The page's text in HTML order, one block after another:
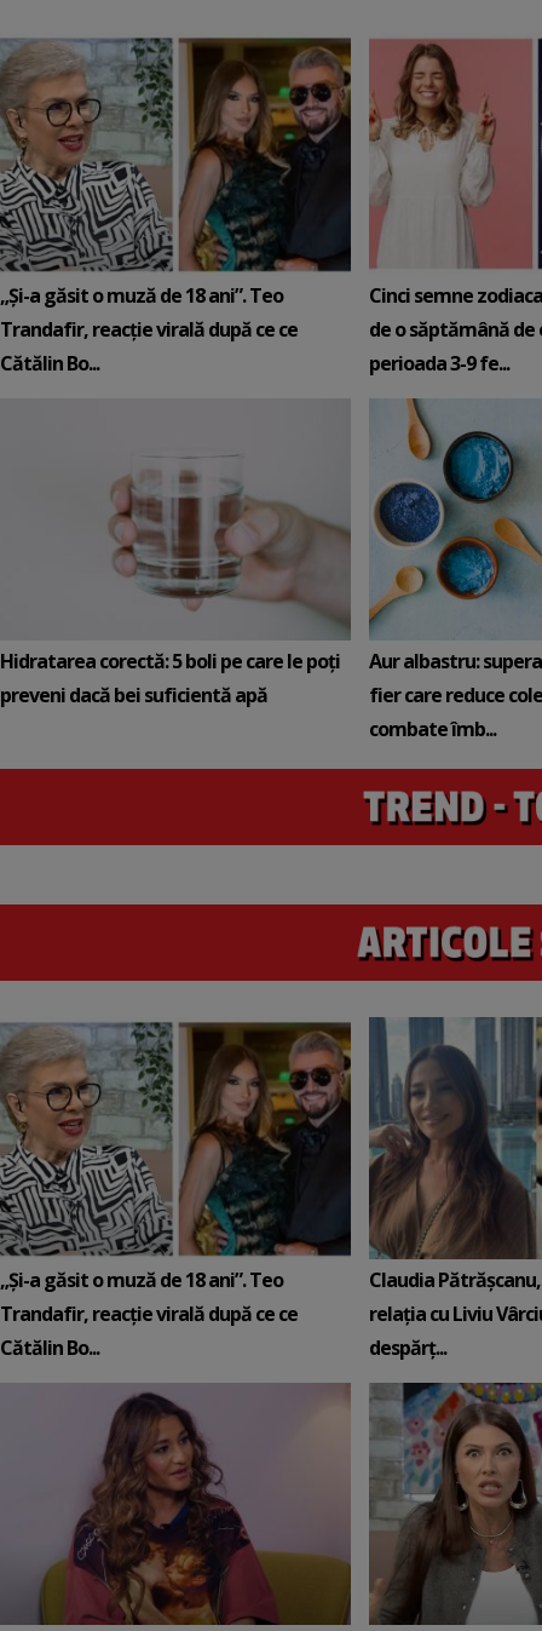
„Și-a găsit o muză de 18 ani”. Teo
Trandafir, reacție virală după ce ce
Cătălin Bo...
Cinci semne
de o săptămână de
perioada 3-9 fe...
Hidratarea corectă: 5 boli pe care le poți
preveni dacă bei suficientă apă
Aur albastru:
fier care reduce
combate îmb...
„Și-a găsit o muză de 18 ani”. Teo
Trandafir, reacție virală după ce ce
Cătălin Bo...
Claudia
relația cu Liviu
despărț...